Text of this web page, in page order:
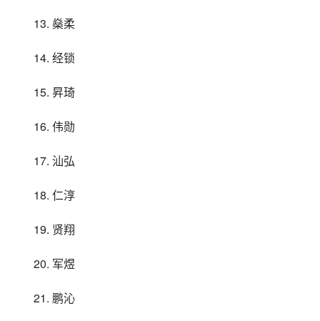
13. 燊柔
14. 经锁
15. 昇琦
16. 伟勋
17. 汕弘
18. 仁淳
19. 贤翔
20. 军煜
21. 鹏沁